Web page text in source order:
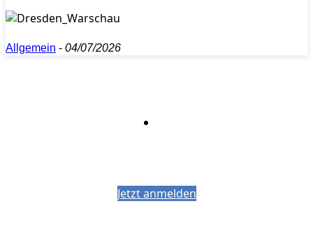
Allgemein - 04/07/2026
Jetzt anmelden